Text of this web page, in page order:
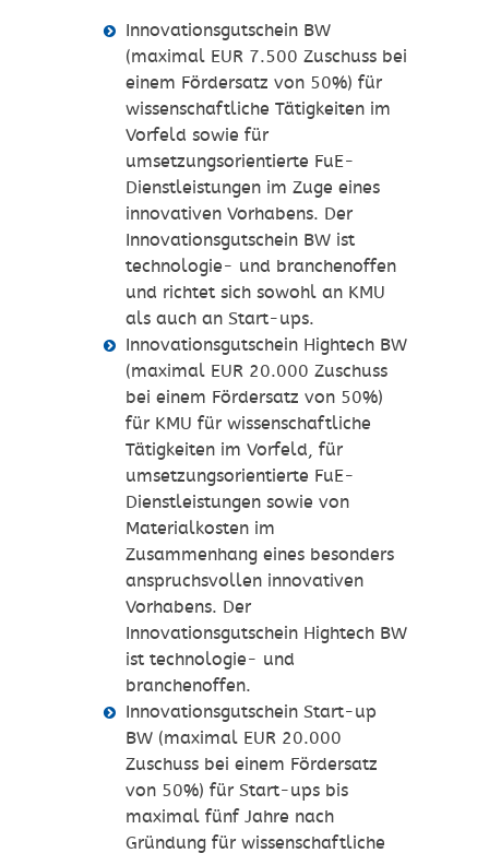
Innovationsgutschein BW
(maximal EUR 7.500 Zuschuss bei
einem Fördersatz von 50%) für
wissenschaftliche Tätigkeiten im
Vorfeld sowie für
umsetzungsorientierte FuE-
Dienstleistungen im Zuge eines
innovativen Vorhabens. Der
Innovationsgutschein BW ist
technologie- und branchenoffen
und richtet sich sowohl an KMU
als auch an Start-ups.
Innovationsgutschein Hightech BW
(maximal EUR 20.000 Zuschuss
bei einem Fördersatz von 50%)
für KMU für wissenschaftliche
Tätigkeiten im Vorfeld, für
umsetzungsorientierte FuE-
Dienstleistungen sowie von
Materialkosten im
Zusammenhang eines besonders
anspruchsvollen innovativen
Vorhabens. Der
Innovationsgutschein Hightech BW
ist technologie- und
branchenoffen.
Innovationsgutschein Start-up
BW (maximal EUR 20.000
Zuschuss bei einem Fördersatz
von 50%) für Start-ups bis
maximal fünf Jahre nach
Gründung für wissenschaftliche